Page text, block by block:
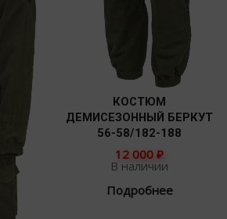
КОСТЮМ
ДЕМИСЕЗОННЫЙ БЕРКУТ
56-58/182-188
12 000 ₽
В наличии
Подробнее